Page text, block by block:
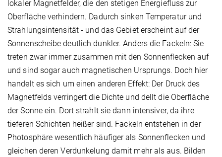
lokaler Magnetfelder, die den stetigen Energiefluss zur
Oberfläche verhindern. Dadurch sinken Temperatur und
Strahlungsintensität - und das Gebiet erscheint auf der
Sonnenscheibe deutlich dunkler. Anders die Fackeln: Sie
treten zwar immer zusammen mit den Sonnenflecken auf
und sind sogar auch magnetischen Ursprungs. Doch hier
handelt es sich um einen anderen Effekt: Der Druck des
Magnetfelds verringert die Dichte und dellt die Oberfläche
der Sonne ein. Dort strahlt sie dann intensiver, da ihre
tieferen Schichten heißer sind. Fackeln entstehen in der
Photosphäre wesentlich häufiger als Sonnenflecken und
gleichen deren Verdunkelung damit mehr als aus. Bilden